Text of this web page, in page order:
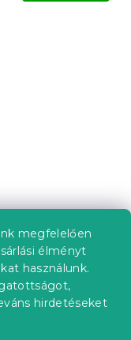
megfelelően
élményt
használunk.
hirdetéseket